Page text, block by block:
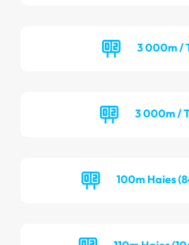
3 000m /
3 000m /
100m Haies